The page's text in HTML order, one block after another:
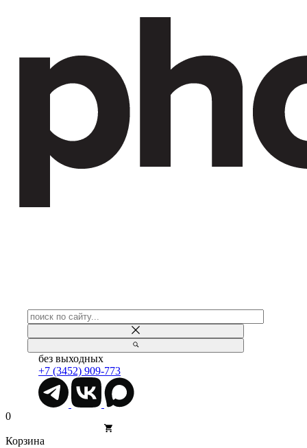
без выходных
+7 (3452) 909-773
0
Корзина